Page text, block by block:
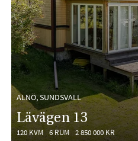
ALNÖ, SUNDSVALL
Lävägen 13
120 KVM 6 RUM 2 850 000 KR